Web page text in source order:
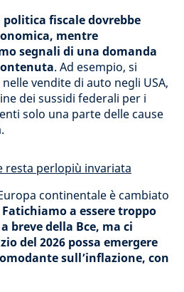
politica fiscale dovrebbe
mentre
segnali di una domanda
. Ad esempio, si
vendite di auto negli USA,
dei sussidi federali per i
solo una parte delle cause
resta perlopiù invariata
continentale è cambiato
Fatichiamo a essere troppo
breve della Bce, ma ci
del 2026 possa emergere
sull’inflazione, con